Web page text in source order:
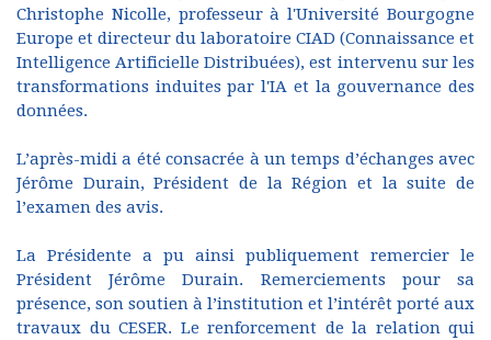
Christophe Nicolle, professeur à l'Université Bourgogne
Europe et directeur du laboratoire CIAD (Connaissance et
Intelligence Artificielle Distribuées), est intervenu sur les
transformations induites par l'IA et la gouvernance des
données.
L’après-midi a été consacrée à un temps d’échanges avec
Jérôme Durain, Président de la Région et la suite de
l’examen des avis.
La Présidente a pu ainsi publiquement remercier le
Président Jérôme Durain. Remerciements pour sa
présence, son soutien à l’institution et l’intérêt porté aux
travaux du CESER. Le renforcement de la relation qui